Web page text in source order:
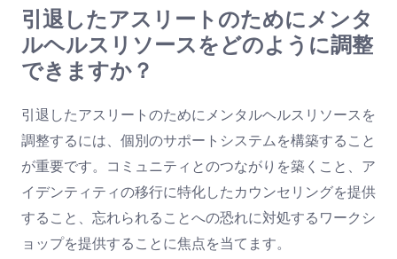
引退したアスリートのためにメンタ
ルヘルスリソースをどのように調整
できますか？
引退したアスリートのためにメンタルヘルスリソースを
調整するには、個別のサポートシステムを構築すること
が重要です。コミュニティとのつながりを築くこと、ア
イデンティティの移行に特化したカウンセリングを提供
すること、忘れられることへの恐れに対処するワークシ
ョップを提供することに焦点を当てます。